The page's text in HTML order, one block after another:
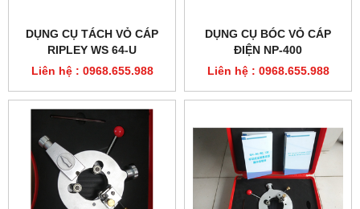
DỤNG CỤ TÁCH VỎ CÁP
RIPLEY WS 64-U
Liên hệ : 0968.655.988
DỤNG CỤ BÓC VỎ CÁP
ĐIỆN NP-400
Liên hệ : 0968.655.988